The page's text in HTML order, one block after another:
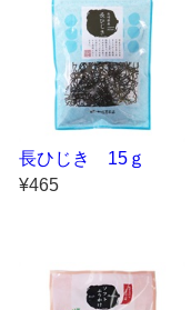
長ひじき 15ｇ
¥465